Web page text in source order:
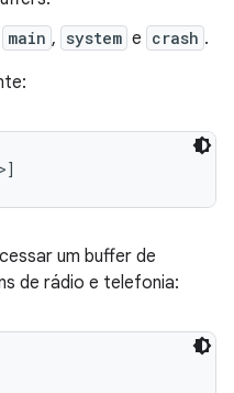
main , system e crash .
um buffer de
de rádio e telefonia: